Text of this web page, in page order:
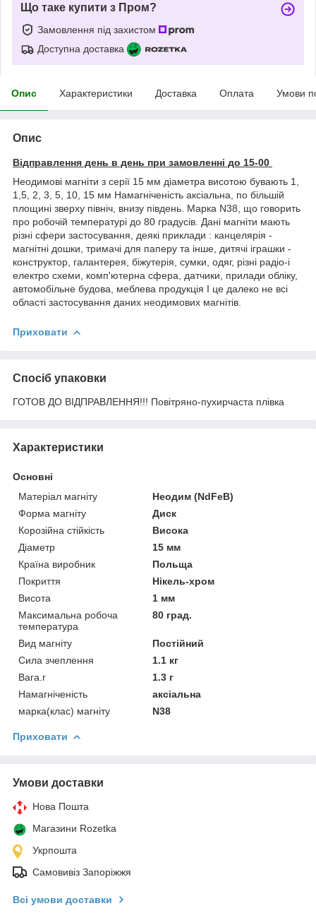
Що таке купити з Пром?
Замовлення під захистом
Доступна доставка
Опис Характеристики Доставка Оплата Умови
Опис
Відправлення день в день при замовленні до 15-00
Неодимові магніти з серії 15 мм діаметра висотою бувають 1,
1,5, 2, 3, 5, 10, 15 мм Намагніченість аксіальна, по більшій
площині зверху північ, внизу південь. Марка N38, що говорить
про робочій температурі до 80 градусів. Дані магніти мають
різні сфери застосування, деякі приклади : канцелярія -
магнітні дошки, тримачі для паперу та інше, дитячі іграшки -
конструктор, галантерея, біжутерія, сумки, одяг, різні радіо-і
електро схеми, комп'ютерна сфера, датчики, прилади обліку,
автомобільне будова, меблева продукція І це далеко не всі
області застосування даних неодимових магнітів.
Приховати
Спосіб упаковки
ГОТОВ ДО ВІДПРАВЛЕННЯ!!! Повітряно-пухирчаста плівка
Характеристики
Основні
Матеріал магніту
Неодим (NdFeB)
Форма магніту
Диск
Корозійна стійкість
Висока
Діаметр
15 мм
Країна виробник
Польща
Покриття
Нікель-хром
Висота
1 мм
Максимальна робоча
температура
80 град.
Вид магніту
Постійний
Сила зчеплення
1.1 кг
Вага.г
1.3 г
Намагніченість
аксіальна
марка(клас) магніту
N38
Приховати
Умови доставки
Нова Пошта
Магазини Rozetka
Укрпошта
Самовивіз Запоріжжя
Всі умови доставки